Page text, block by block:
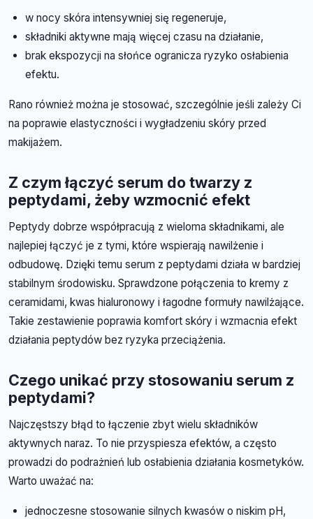
w nocy skóra intensywniej się regeneruje,
składniki aktywne mają więcej czasu na działanie,
brak ekspozycji na słońce ogranicza ryzyko osłabienia
efektu.
Rano również można je stosować, szczególnie jeśli zależy Ci
na poprawie elastyczności i wygładzeniu skóry przed
makijażem.
Z czym łączyć serum do twarzy z
peptydami, żeby wzmocnić efekt
Peptydy dobrze współpracują z wieloma składnikami, ale
najlepiej łączyć je z tymi, które wspierają nawilżenie i
odbudowę. Dzięki temu serum z peptydami działa w bardziej
stabilnym środowisku. Sprawdzone połączenia to kremy z
ceramidami, kwas hialuronowy i łagodne formuły nawilżające.
Takie zestawienie poprawia komfort skóry i wzmacnia efekt
działania peptydów bez ryzyka przeciążenia.
Czego unikać przy stosowaniu serum z
peptydami?
Najczęstszy błąd to łączenie zbyt wielu składników
aktywnych naraz. To nie przyspiesza efektów, a często
prowadzi do podrażnień lub osłabienia działania kosmetyków.
Warto uważać na:
jednoczesne stosowanie silnych kwasów o niskim pH,